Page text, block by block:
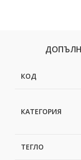
КОД
КАТЕГОРИЯ
ТЕГЛО